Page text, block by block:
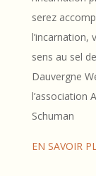
serez
l’incarnation,
sens au sel
Dauvergne
l’association
Schuman
EN SAVOIR